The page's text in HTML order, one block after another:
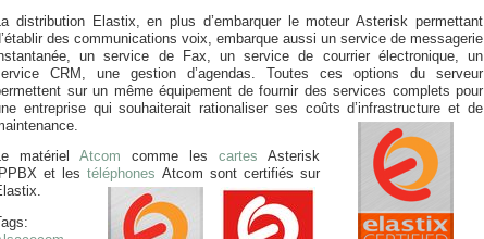
distribution Elastix, en plus d’embarquer le moteur Asterisk permettant
des communications voix, embarque aussi un service de messagerie
un service de Fax, un service de courrier électronique, un
CRM, une gestion d’agendas. Toutes ces options du serveur
sur un même équipement de fournir des services complets pour
entreprise qui souhaiterait rationaliser ses coûts d’infrastructure et de
matériel Atcom comme les cartes Asterisk
et lestéléphones Atcom sont certifiés sur